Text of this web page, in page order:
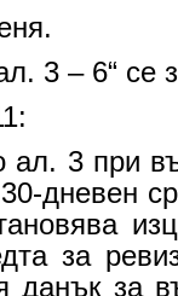
3 – 6“ се
ал. 3 при
дневен
за
данък за